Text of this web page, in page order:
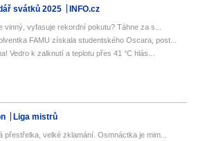
svátků 2025 INFO.cz
vinný, vyfasuje rekordní pokutu? Táhne za s...
FAMU získala studentského Oscara, post...
Vedro k zalknutí a teplotu přes 41 °C hlás...
Liga mistrů
přestřelka, velké zklamání. Osmnáctka je mim...